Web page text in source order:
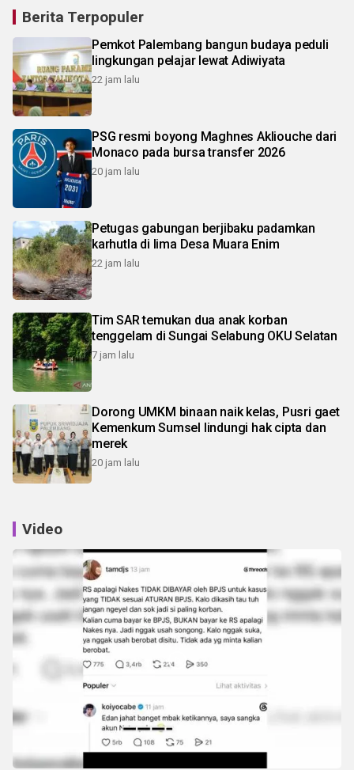
Berita Terpopuler
Pemkot Palembang bangun budaya peduli
lingkungan pelajar lewat Adiwiyata
22 jam lalu
PSG resmi boyong Maghnes Akliouche dari
Monaco pada bursa transfer 2026
20 jam lalu
Petugas gabungan berjibaku padamkan
karhutla di lima Desa Muara Enim
22 jam lalu
Tim SAR temukan dua anak korban
tenggelam di Sungai Selabung OKU Selatan
7 jam lalu
Dorong UMKM binaan naik kelas, Pusri gaet
Kemenkum Sumsel lindungi hak cipta dan
merek
20 jam lalu
Video